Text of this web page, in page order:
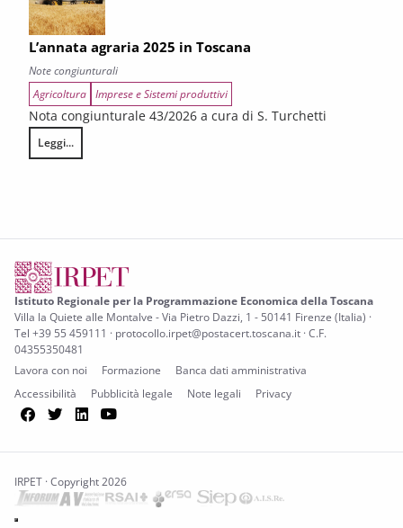
L’annata agraria 2025 in Toscana
Note congiunturali
Agricoltura Imprese e Sistemi produttivi
Nota congiunturale 43/2026 a cura di S. Turchetti
Leggi...
L’annata agraria 2025 in Toscana
Istituto Regionale per la Programmazione Economica della Toscana
Villa la Quiete alle Montalve - Via Pietro Dazzi, 1 - 50141 Firenze (Italia) ·
Tel +39 55 459111 · protocollo.irpet@postacert.toscana.it · C.F.
04355350481
Lavora con noi
Formazione
Banca dati amministrativa
Accessibilità
Pubblicità legale Note legali Privacy
Facebook
TwitterLinkedIn
IRPET · Copyright 2026